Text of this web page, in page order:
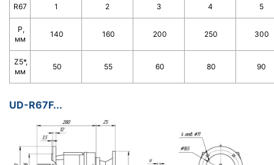
R67
1
2
3
4
5
Р,
мм
140 160 200 250 300
Z5*,
мм
50 55 60 80 90
UD-R67F...